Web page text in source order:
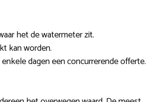
het de watermeter zit.
kan worden.
dagen een concurrerende offerte.